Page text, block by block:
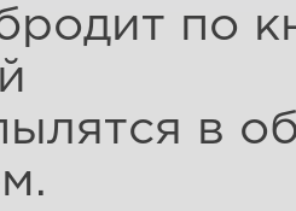
по
в